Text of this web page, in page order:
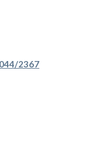
2367